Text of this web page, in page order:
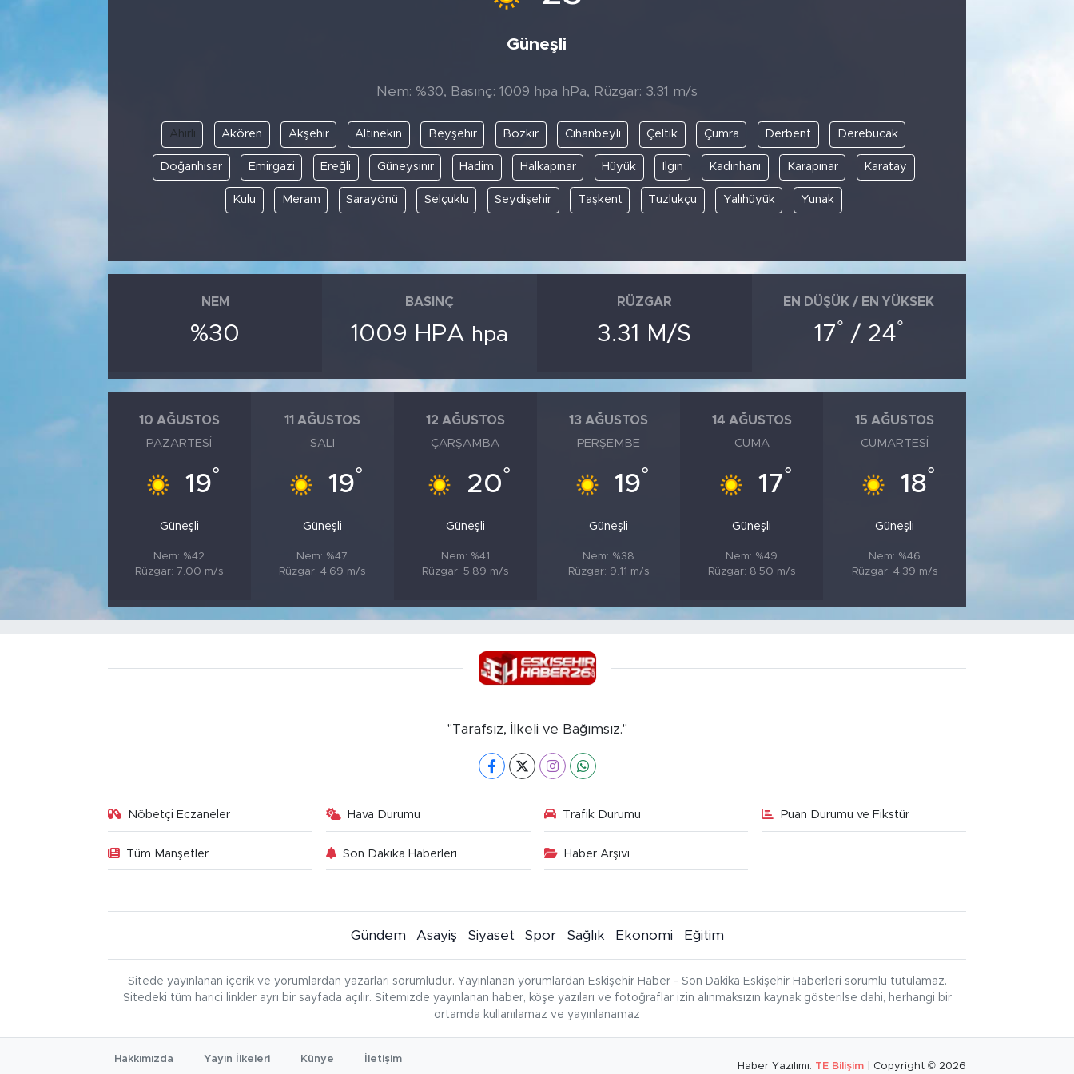
Güneşli
Nem: %30, Basınç: 1009 hpa hPa, Rüzgar: 3.31 m/s
Ahırlı Akören Akşehir Altınekin Beyşehir Bozkır Cihanbeyli Çeltik Çumra Derbent Derebucak
Doğanhisar Emirgazi Ereğli Güneysınır Hadim Halkapınar Hüyük Ilgın Kadınhanı Karapınar Karatay
Kulu Meram Sarayönü Selçuklu Seydişehir Taşkent Tuzlukçu Yalıhüyük Yunak
NEM
%30
BASINÇ
1009 HPA hpa
RÜZGAR
3.31 M/S
EN DÜŞÜK / EN YÜKSEK
17° / 24°
10 AĞUSTOS
PAZARTESI
19°
Güneşli
Nem: %42
Rüzgar: 7.00 m/s
11 AĞUSTOS
SALI
19°
Güneşli
Nem: %47
Rüzgar: 4.69 m/s
12 AĞUSTOS
ÇARŞAMBA
20°
Güneşli
Nem: %41
Rüzgar: 5.89 m/s
13 AĞUSTOS
PERŞEMBE
19°
Güneşli
Nem: %38
Rüzgar: 9.11 m/s
14 AĞUSTOS
CUMA
17°
Güneşli
Nem: %49
Rüzgar: 8.50 m/s
15 AĞUSTOS
CUMARTESI
18°
Güneşli
Nem: %46
Rüzgar: 4.39 m/s
"Tarafsız, İlkeli ve Bağımsız."
Nöbetçi Eczaneler Hava Durumu Trafik Durumu Puan Durumu ve Fikstür
Tüm Manşetler Son Dakika Haberleri Haber Arşivi
Gündem Asayiş Siyaset Spor Sağlık Ekonomi Eğitim
Sitede yayınlanan içerik ve yorumlardan yazarları sorumludur. Yayınlanan yorumlardan Eskişehir Haber - Son Dakika Eskişehir Haberleri sorumlu tutulamaz.
Sitedeki tüm harici linkler ayrı bir sayfada açılır. Sitemizde yayınlanan haber, köşe yazıları ve fotoğraflar izin alınmaksızın kaynak gösterilse dahi, herhangi bir
ortamda kullanılamaz ve yayınlanamaz
Hakkımızda Yayın İlkeleri Künye İletişim
Haber Yazılımı: TE Bilişim | Copyright © 2026
Teknoloji